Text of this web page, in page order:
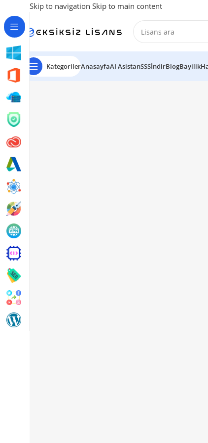
Skip to navigation Skip to main content
KategorilerAnasayfaAI AsistanSSSİndirBlogBayilik